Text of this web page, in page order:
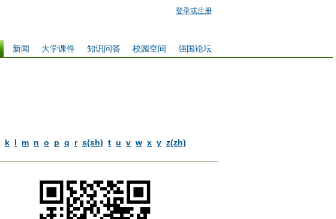
登录或注册
强国论坛
校园空间
知识问答
大学课件
新闻
k l m n o p q r s(sh) t u v w x y z(zh)